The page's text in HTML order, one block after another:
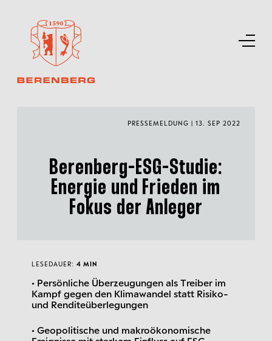
PRESSEMELDUNG | 13. SEP 2022
Berenberg-ESG-Studie:
Energie und Frieden im
Fokus der Anleger
LESEDAUER: 4 MIN
• Persönliche Überzeugungen als Treiber im
Kampf gegen den Klimawandel statt Risiko-
und Renditeüberlegungen
• Geopolitische und makroökonomische